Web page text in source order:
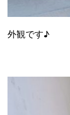
外観です♪